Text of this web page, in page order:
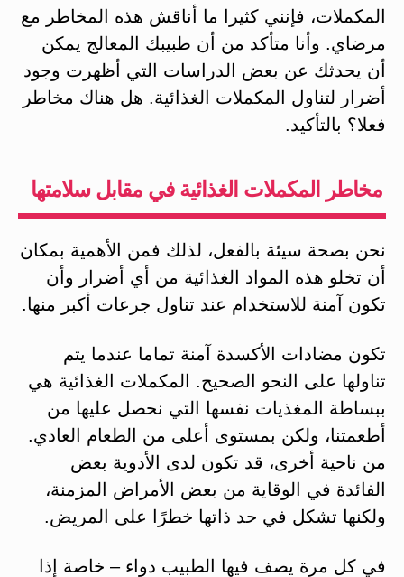
المكملات، فإنني كثيرا ما أناقش هذه المخاطر مع
مرضاي. وأنا متأكد من أن طبيبك المعالج يمكن
أن يحدثك عن بعض الدراسات التي أظهرت وجود
أضرار لتناول المكملات الغذائية. هل هناك مخاطر
فعلا؟ بالتأكيد.
مخاطر المكملات الغذائية في مقابل سلامتها
نحن بصحة سيئة بالفعل، لذلك فمن الأهمية بمكان
أن تخلو هذه المواد الغذائية من أي أضرار وأن
تكون آمنة للاستخدام عند تناول جرعات أكبر منها.
تكون مضادات الأكسدة آمنة تماما عندما يتم
تناولها على النحو الصحيح. المكملات الغذائية هي
ببساطة المغذيات نفسها التي نحصل عليها من
أطعمتنا، ولكن بمستوى أعلى من الطعام العادي.
من ناحية أخرى، قد تكون لدى الأدوية بعض
الفائدة في الوقاية من بعض الأمراض المزمنة،
ولكنها تشكل في حد ذاتها خطرًا على المريض.
في كل مرة يصف فيها الطبيب دواء – خاصة إذا